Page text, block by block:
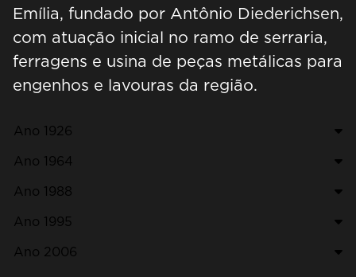
Emília, fundado por Antônio Diederichsen,
com atuação inicial no ramo de serraria,
ferragens e usina de peças metálicas para
engenhos e lavouras da região.
Ano 1926
Ano 1964
Ano 1988
Ano 1995
Ano 2006